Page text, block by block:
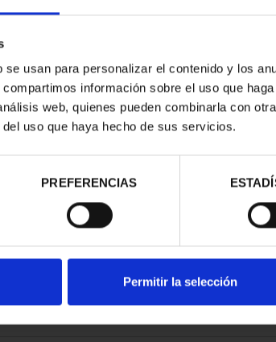
usan para personalizar el contenido y los
información sobre el uso que
web, quienes pueden combinarla con
uso que haya hecho de sus servicios.
PREFERENCIAS
Permitir la selección